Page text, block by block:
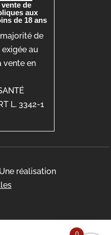
de
aux
de 18 ans
de
au
vente en
L. 3342-1
réalisation